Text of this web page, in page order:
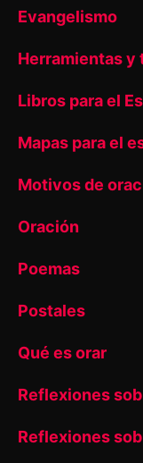
Evangelismo
Herramientas y
Libros para el
Mapas para el
Motivos de
Oración
Poemas
Postales
Qué es orar
Reflexiones
Reflexiones